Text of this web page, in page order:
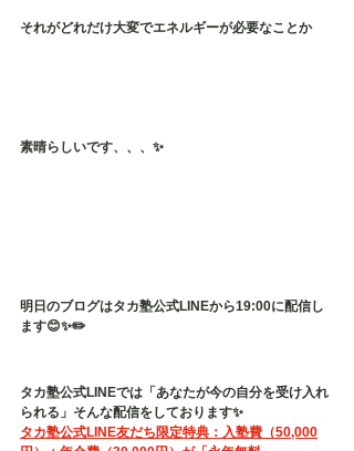
それがどれだけ大変でエネルギーが必要なことか
素晴らしいです、、、✨
明日のブログはタカ塾公式LINEから19:00に配信し
ます😊✨✏️
タカ塾公式LINEでは「あなたが今の自分を受け入れ
られる」そんな配信をしております✨
タカ塾公式LINE友だち限定特典：入塾費（50,000